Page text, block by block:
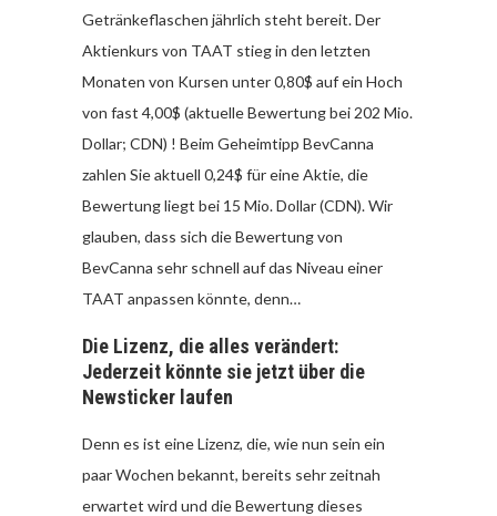
Getränkeflaschen jährlich steht bereit. Der
Aktienkurs von TAAT stieg in den letzten
Monaten von Kursen unter 0,80$ auf ein Hoch
von fast 4,00$ (aktuelle Bewertung bei 202 Mio.
Dollar; CDN) ! Beim Geheimtipp BevCanna
zahlen Sie aktuell 0,24$ für eine Aktie, die
Bewertung liegt bei 15 Mio. Dollar (CDN). Wir
glauben, dass sich die Bewertung von
BevCanna sehr schnell auf das Niveau einer
TAAT anpassen könnte, denn…
Die Lizenz, die alles verändert:
Jederzeit könnte sie jetzt über die
Newsticker laufen
Denn es ist eine Lizenz, die, wie nun sein ein
paar Wochen bekannt, bereits sehr zeitnah
erwartet wird und die Bewertung dieses